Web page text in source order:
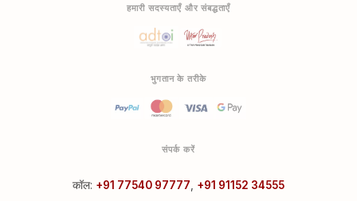
हमारी सदस्यताएँ और संबद्धताएँ
भुगतान के तरीके
संपर्क करें
कॉल: +91 77540 97777 +91 91152 34555